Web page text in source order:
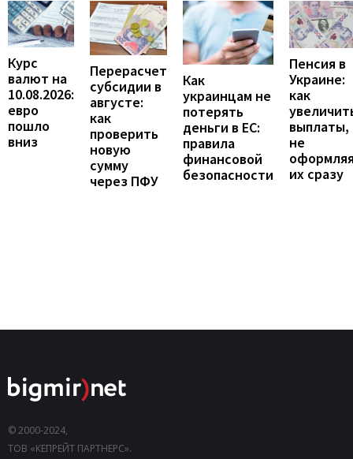
Курс
валют на
10.08.2026:
евро
пошло
вниз
Перерасчет
субсидии в
августе:
как
проверить
новую
сумму
через ПФУ
Как
украинцам не
потерять
деньги в ЕС:
правила
финансовой
безопасности
Пенсия в
Украине:
как
выплаты,
не
их сразу
© 2000-2024,
ТОВ «КЕПРЕЙТ ПАРТНЕРС».